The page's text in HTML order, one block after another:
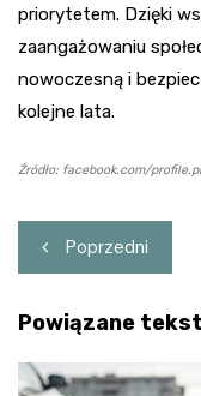
priorytetem. Dzięki
zaangażowaniu
nowoczesną i
kolejne lata.
Źródło: facebook.com/
Nawigacja
wpisu
Poprzedni
Powiązane